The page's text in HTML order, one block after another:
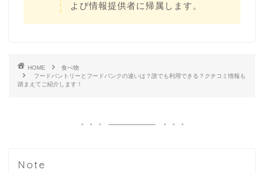
よび情報提供者に帰属します。
HOME
食べ物
フードパントリーとフードバンクの違いは？誰でも利用できる？クチコミ情報も
踏まえてご紹介します！
Note